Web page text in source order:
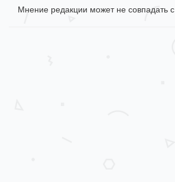
Мнение редакции может не совпадать